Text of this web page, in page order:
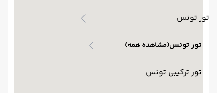
تور تونس
تور تونس(مشاهده همه)
تور ترکیبی تونس